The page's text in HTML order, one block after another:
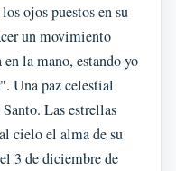
ojos puestos en su
un movimiento
la mano, estando yo
Una paz celestial
Las estrellas
cielo el alma de su
3 de diciembre de